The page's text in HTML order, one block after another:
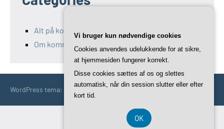
Alt på kommunikation-11.dk
Om kommunikation og Marketing
WordPress tema: Occasio by ThemeZee.
CVR-Nummer DK3740 7739
Vi bruger kun nødvendige cookies
Cookies anvendes udelukkende for at sikre,
at hjemmesiden fungerer korrekt.
Disse cookies sættes af os og slettes
automatisk, når din session slutter eller efter
kort tid.
OK